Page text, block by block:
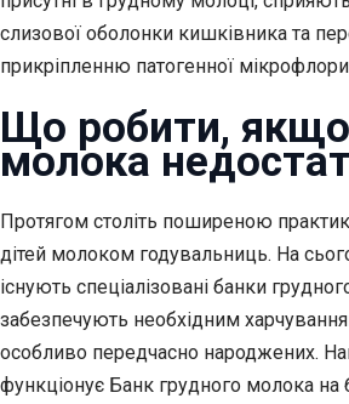
слизової оболонки кишківника та
прикріпленню патогенної
Що робити, якщо
молока
Протягом століть поширеною
дітей молоком годувальниць. На
існують спеціалізовані банки
забезпечують необхідним
особливо передчасно народжених.
функціонує Банк грудного молока на